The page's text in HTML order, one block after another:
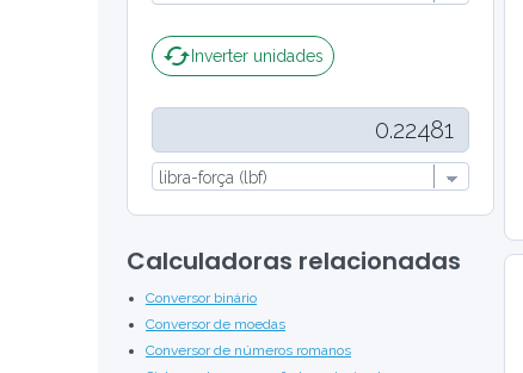
cachedInverter unidades
Calculadoras relacionadas
Conversor binário
Conversor de moedas
Conversor de números romanos